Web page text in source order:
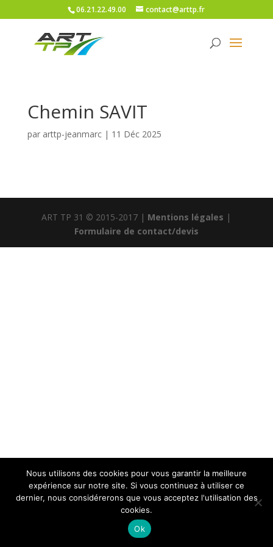
06.21.22.49.00 contact@arttp.fr
Chemin SAVIT
par arttp-jeanmarc| 11 Déc 2025
ART TP 31 © 2015-2017 | Mentions légales |
Formulaire de contact/devis
Nous utilisons des cookies pour vous garantir la meilleure
expérience sur notre site. Si vous continuez à utiliser ce
dernier, nous considérerons que vous acceptez l'utilisation des
cookies.
Ok